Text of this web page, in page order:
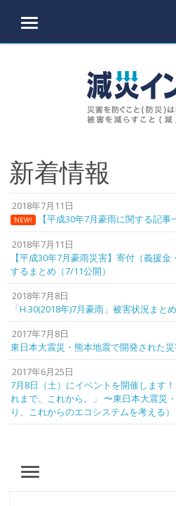
MENU
新着情報
2018年7月11日
NEW! 【平成30年7月豪雨に関する記事
2018年7月11日
【平成30年7月豪雨災害】寄付（義援
するまとめ（7/11公開）
2018年7月8日
「H.30(2018年)7月豪雨」被害状況まと
2017年7月8日
東日本大震災・熊本地震で開発された
2017年6月25日
7月8日（土）にイベントを開催します
れまで、これから。」 〜東日本大震災
り、これからのエコシステムを考える）
MENU